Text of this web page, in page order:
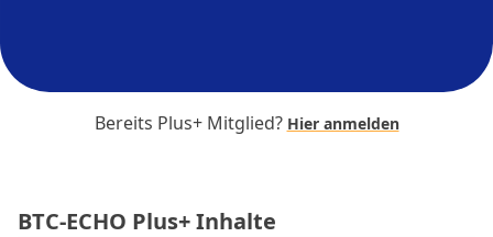
Bereits Plus+ Mitglied? Hier anmelden
BTC-ECHO Plus+ Inhalte